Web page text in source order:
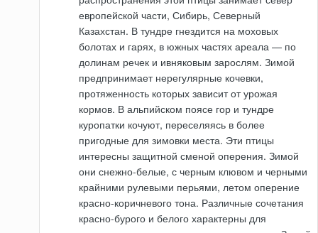
европейской части, Сибирь, Северный
Казахстан. В тундре гнездится на моховых
болотах и гарях, в южных частях ареала — по
долинам речек и ивняковым зарослям. Зимой
предпринимает нерегулярные кочевки,
протяженность которых зависит от урожая
кормов. В альпийском поясе гор и тундре
куропатки кочуют, переселяясь в более
пригодные для зимовки места. Эти птицы
интересны защитной сменой оперения. Зимой
они снежно-белые, с черным клювом и черными
крайними рулевыми перьями, летом оперение
красно-коричневого тона. Различные сочетания
красно-бурого и белого характерны для